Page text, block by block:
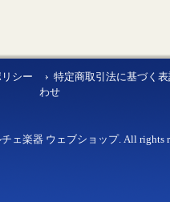
シー 特定商取引法に基づく
わせ
ェ楽器 ウェブショップ. All rights